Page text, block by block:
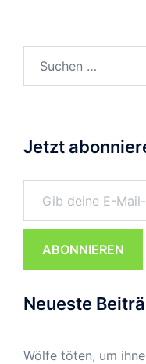
Jetzt
Gib deine E-Mail-Adresse ein ...
ABONNIEREN
Neueste
Wölfe töten, um